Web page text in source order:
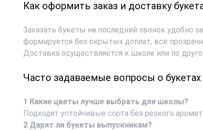
Как оформить заказ и доставку
Заказать букеты на последний звонок удобно
формируется без скрытых доплат, все
Доставка осуществляется к школе или по
Часто задаваемые вопросы о
1 Какие цветы лучше выбрать для школы?
Подходят устойчивые сорта без резкого
2 Дарят ли букеты выпускникам?